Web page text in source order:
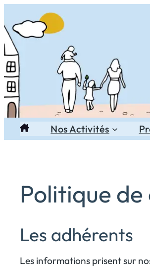
au
contenu
Nos Activités
Politique
Les adhérents
Les informations prisent sur